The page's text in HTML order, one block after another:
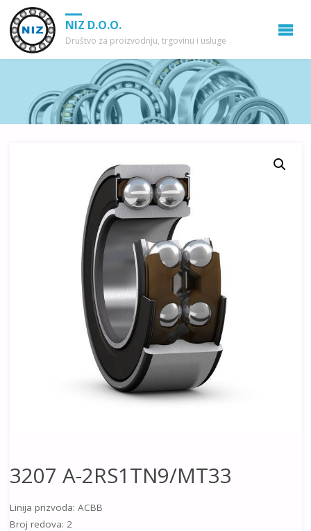
NIZ D.O.O.
Društvo za proizvodnju, trgovinu i usluge
3207 A-2RS1TN9/MT33
Linija prizvoda: ACBB
Broj redova: 2